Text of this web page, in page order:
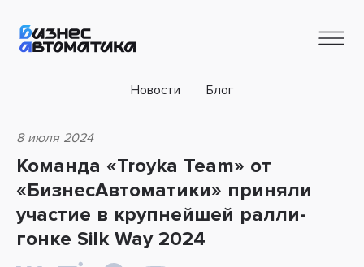
Новости Блог
8 июля 2024
Команда «Troyka Team» от
«БизнесАвтоматики» приняли
участие в крупнейшей ралли-
гонке Silk Way 2024